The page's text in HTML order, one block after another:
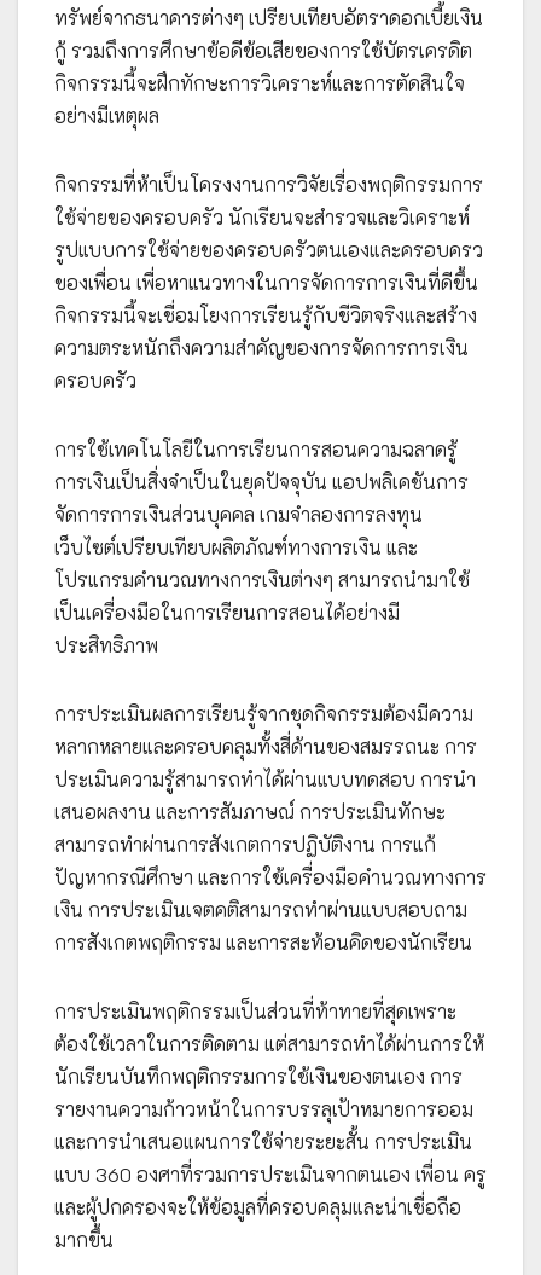
ทรัพย์จากธนาคารต่างๆ เปรียบเทียบอัตราดอกเบี้ยเงิน
กู้ รวมถึงการศึกษาข้อดีข้อเสียของการใช้บัตรเครดิต
กิจกรรมนี้จะฝึกทักษะการวิเคราะห์และการตัดสินใจ
อย่างมีเหตุผล
กิจกรรมที่ห้าเป็นโครงงานการวิจัยเรื่องพฤติกรรมการ
ใช้จ่ายของครอบครัว นักเรียนจะสำรวจและวิเคราะห์
รูปแบบการใช้จ่ายของครอบครัวตนเองและครอบครว
ของเพื่อน เพื่อหาแนวทางในการจัดการการเงินที่ดีขึ้น
กิจกรรมนี้จะเชื่อมโยงการเรียนรู้กับชีวิตจริงและสร้าง
ความตระหนักถึงความสำคัญของการจัดการการเงิน
ครอบครัว
การใช้เทคโนโลยีในการเรียนการสอนความฉลาดรู้
การเงินเป็นสิ่งจำเป็นในยุคปัจจุบัน แอปพลิเคชันการ
จัดการการเงินส่วนบุคคล เกมจำลองการลงทุน
เว็บไซต์เปรียบเทียบผลิตภัณฑ์ทางการเงิน และ
โปรแกรมคำนวณทางการเงินต่างๆ สามารถนำมาใช้
เป็นเครื่องมือในการเรียนการสอนได้อย่างมี
ประสิทธิภาพ
การประเมินผลการเรียนรู้จากชุดกิจกรรมต้องมีความ
หลากหลายและครอบคลุมทั้งสี่ด้านของสมรรถนะ การ
ประเมินความรู้สามารถทำได้ผ่านแบบทดสอบ การนำ
เสนอผลงาน และการสัมภาษณ์ การประเมินทักษะ
สามารถทำผ่านการสังเกตการปฏิบัติงาน การแก้
ปัญหากรณีศึกษา และการใช้เครื่องมือคำนวณทางการ
เงิน การประเมินเจตคติสามารถทำผ่านแบบสอบถาม
การสังเกตพฤติกรรม และการสะท้อนคิดของนักเรียน
การประเมินพฤติกรรมเป็นส่วนที่ท้าทายที่สุดเพราะ
ต้องใช้เวลาในการติดตาม แต่สามารถทำได้ผ่านการให้
นักเรียนบันทึกพฤติกรรมการใช้เงินของตนเอง การ
รายงานความก้าวหน้าในการบรรลุเป้าหมายการออม
และการนำเสนอแผนการใช้จ่ายระยะสั้น การประเมิน
แบบ 360 องศาที่รวมการประเมินจากตนเอง เพื่อน ครู
และผู้ปกครองจะให้ข้อมูลที่ครอบคลุมและน่าเชื่อถือ
มากขึ้น